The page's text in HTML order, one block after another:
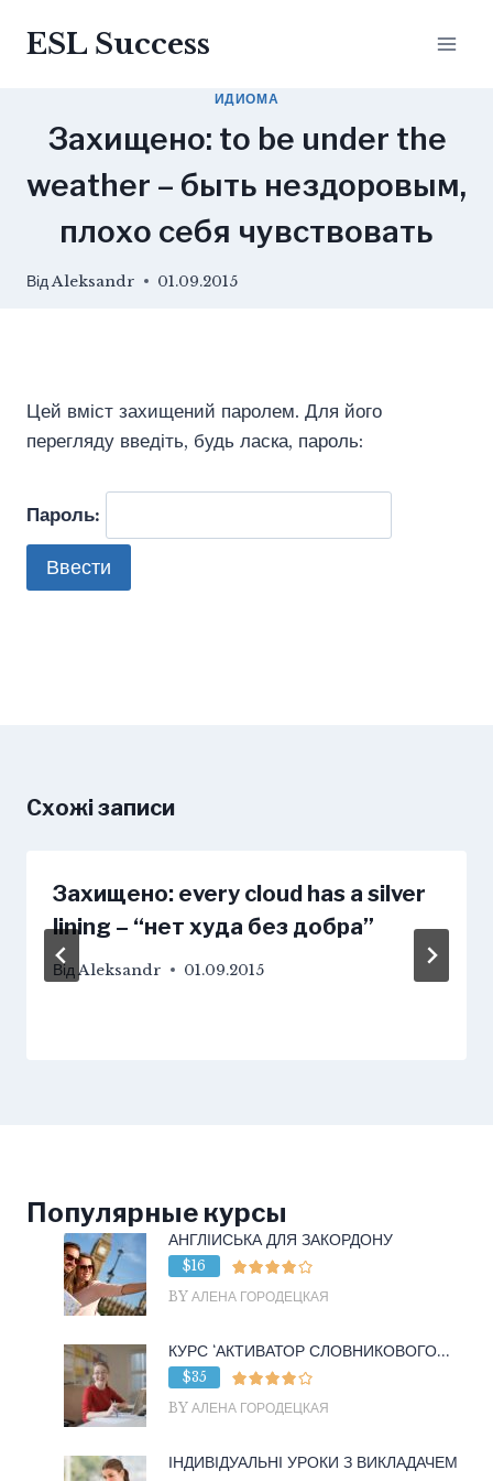
ESL Success
ИДИОМА
Захищено: to be under the
weather – быть нездоровым,
плохо себя чувствовать
ВідAleksandr 01.09.2015
Цей вміст захищений паролем. Для його
перегляду введіть, будь ласка, пароль:
Пароль:
Схожі записи
Захищено: every cloud has a silver
lining – “нет худа без добра”
ВідAleksandr 01.09.2015
Популярные курсы
АНГЛІЙСЬКА ДЛЯ ЗАКОРДОНУ
$16
BY АЛЕНА ГОРОДЕЦКАЯ
КУРС ‘АКТИВАТОР СЛОВНИКОВОГО...
$35
BY АЛЕНА ГОРОДЕЦКАЯ
ІНДИВІДУАЛЬНІ УРОКИ З ВИКЛАДАЧЕМ